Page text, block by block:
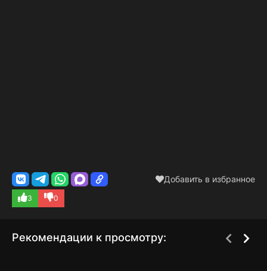
Добавить в избранное
3 0
Рекомендации к просмотру: